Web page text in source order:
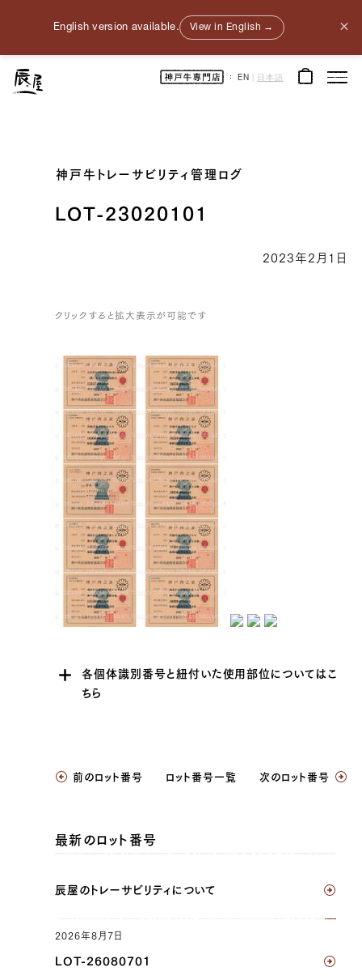
English version available. View in English → ×
神
戸
牛
EN 日本語
神戸牛トレーサビリティ管理ログ
LOT-23020101
2023年2月1日
クリックすると拡大表示が可能です
各個体識別番号と紐付いた使用部位についてはこ
ちら
JP1630009302
JP1624008960
前のロット番号 ロット番号一覧 次のロット番号
最新のロット番号
辰屋のトレーサビリティについて
2026年8月7日
LOT-26080701